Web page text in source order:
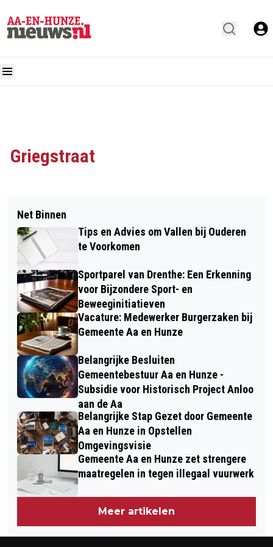
Griegstraat
Net Binnen
Tips en Advies om Vallen bij Ouderen
te Voorkomen
Sportparel van Drenthe: Een Erkenning
voor Bijzondere Sport- en
Beweeginitiatieven
Vacature: Medewerker Burgerzaken bij
Gemeente Aa en Hunze
Belangrijke Besluiten
Gemeentebestuur Aa en Hunze -
Subsidie voor Historisch Project Anloo
aan de Aa
Belangrijke Stap Gezet door Gemeente
Aa en Hunze in Opstellen
Omgevingsvisie
Gemeente Aa en Hunze zet strengere
maatregelen in tegen illegaal vuurwerk
Meer artikelen